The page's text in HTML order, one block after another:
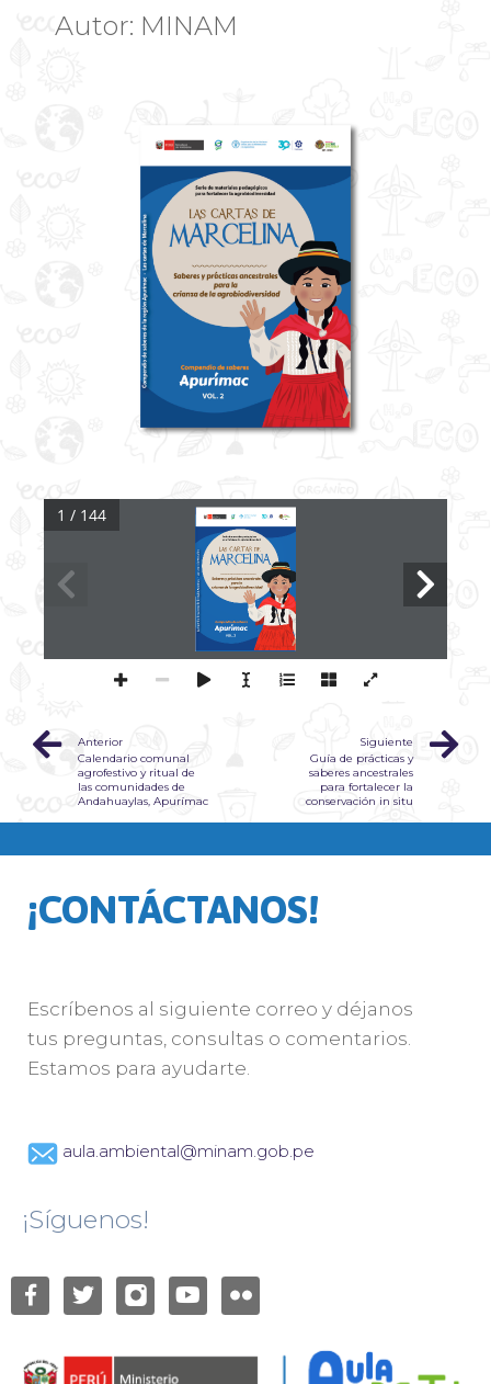
Autor: MINAM
1 / 144
Anterior
Calendario comunal
agrofestivo y ritual de
las comunidades de
Andahuaylas, Apurímac
Siguiente
Guía de prácticas y
saberes ancestrales
para fortalecer la
conservación in situ
¡CONTÁCTANOS!
Escríbenos al siguiente correo y déjanos
tus preguntas, consultas o comentarios.
Estamos para ayudarte.
aula.ambiental@minam.gob.pe
¡Síguenos!